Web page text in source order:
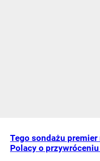
Tego sondażu
Polacy o przywróceniu